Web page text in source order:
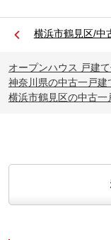
横浜市鶴見区/中
オープンハウス 戸建
神奈川県の中古一戸建
横浜市鶴見区の中古一